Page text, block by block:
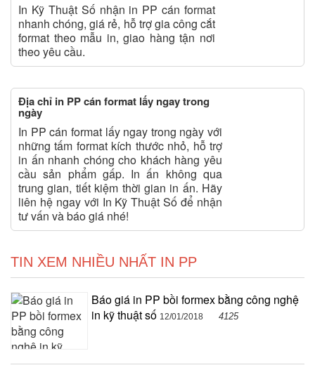
In Kỹ Thuật Số nhận in PP cán format
nhanh chóng, giá rẻ, hỗ trợ gia công cắt
format theo mẫu in, giao hàng tận nơi
theo yêu cầu.
Địa chỉ in PP cán format lấy ngay trong
ngày
In PP cán format lấy ngay trong ngày với
những tấm format kích thước nhỏ, hỗ trợ
in ấn nhanh chóng cho khách hàng yêu
cầu sản phẩm gấp. In ấn không qua
trung gian, tiết kiệm thời gian in ấn. Hãy
liên hệ ngay với In Kỹ Thuật Số để nhận
tư vấn và báo giá nhé!
TIN XEM NHIỀU NHẤT IN PP
Báo giá in PP bồi formex bằng công nghệ
in kỹ thuật số 12/01/2018 4125